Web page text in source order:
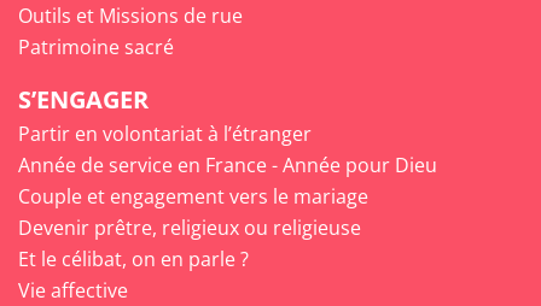
Outils et Missions de rue
Patrimoine sacré
S’ENGAGER
Partir en volontariat à l’étranger
Année de service en France - Année pour Dieu
Couple et engagement vers le mariage
Devenir prêtre, religieux ou religieuse
Et le célibat, on en parle ?
Vie affective